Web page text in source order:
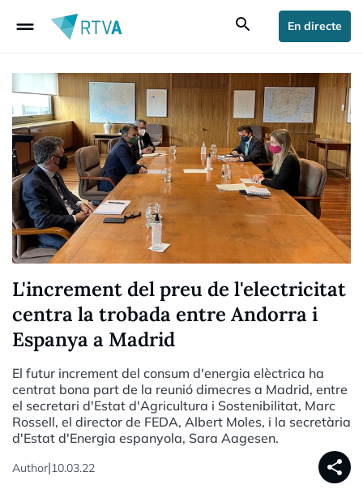
drag_handle search En directe
L'increment del preu de l'electricitat
centra la trobada entre Andorra i
Espanya a Madrid
El futur increment del consum d'energia elèctrica ha
centrat bona part de la reunió dimecres a Madrid, entre
el secretari d'Estat d'Agricultura i Sostenibilitat, Marc
Rossell, el director de FEDA, Albert Moles, i la secretària
d'Estat d'Energia espanyola, Sara Aagesen.
Author|10.03.22 share